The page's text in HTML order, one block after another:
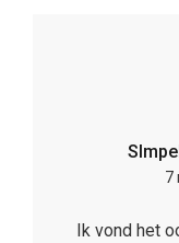
7
Ik vond het